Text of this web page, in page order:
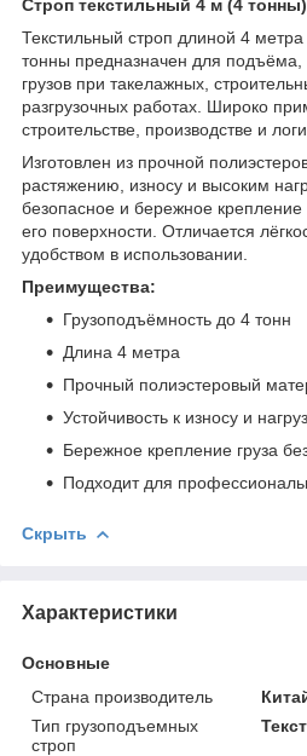
Строп текстильный 4 м (4 тонны)
Текстильный строп длиной 4
тонны предназначен для
грузов при такелажных,
разгрузочных работах. Широко
строительстве, производстве и
Изготовлен из прочной
растяжению, износу и высоким
безопасное и бережное крепление
его поверхности. Отличается
удобством в использовании.
Преимущества:
Грузоподъёмность до 4 тонн
Длина 4 метра
Прочный полиэстеровый
Устойчивость к износу и
Бережное крепление груза
Подходит для
Скрыть
Характеристики
Основные
Страна производитель
Тип грузоподъемных
строп